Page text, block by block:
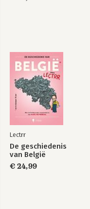
Lectrr
De geschiedenis
van België
€ 24,99